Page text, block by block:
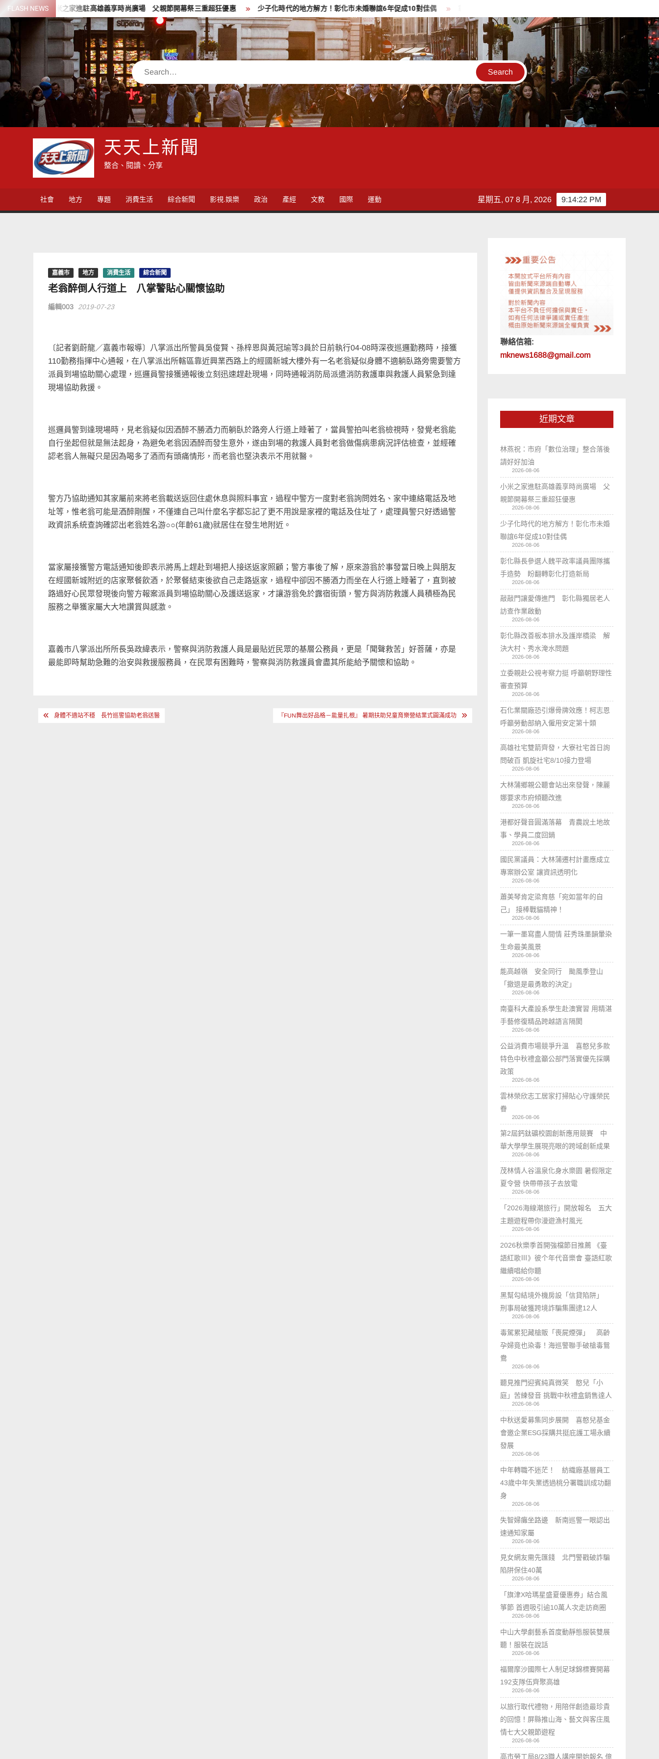
Skip
to
content
FLASH NEWS
小米之家進駐高雄義享時尚廣場 父親節開幕祭三重超狂優惠 少子化時代的地方解方！彰化市未婚聯誼6年促成10對佳偶 彰化縣長參選人魏平政率議員團隊攜手造勢 盼翻轉彰化打造新局
Search
天天上新聞
整合、閱讀、分享
社會 地方 專題 消費生活 綜合新聞 影視.娛樂 政治 產經 文教 國際 運動 9:14:23 PM
星期五, 07 8 月, 2026
嘉義市 地方 消費生活 綜合新聞
老翁醉倒人行道上 八掌警貼心關懷協助
編輯003 2019-07-23
〔記者劉蔚龍／嘉義市報導〕八掌派出所警員吳俊賢、孫梓恩與黃冠瑜等3員於日前執行04-08時深夜巡邏勤務時，接獲
110勤務指揮中心通報，在八掌派出所轄區靠近興業西路上的經國新城大樓外有一名老翁疑似身體不適躺臥路旁需要警方
派員到場協助關心處理，巡邏員警接獲通報後立刻迅速趕赴現場，同時通報消防局派遣消防救護車與救護人員緊急到達
現場協助救援。
巡邏員警到達現場時，見老翁疑似因酒醉不勝酒力而躺臥於路旁人行道上睡著了，當員警拍叫老翁檢視時，發覺老翁能
自行坐起但就是無法起身，為避免老翁因酒醉而發生意外，遂由到場的救護人員對老翁做傷病患病況評估檢查，並經確
認老翁人無礙只是因為喝多了酒而有頭痛情形，而老翁也堅決表示不用就醫。
警方乃協助通知其家屬前來將老翁載送返回住處休息與照料事宜，過程中警方一度對老翁詢問姓名、家中連絡電話及地
址等，惟老翁可能是酒醉剛醒，不僅連自己叫什麼名字都忘記了更不用說是家裡的電話及住址了，處理員警只好透過警
政資訊系統查詢確認出老翁姓名游○○(年齡61歲)就居住在發生地附近。
當家屬接獲警方電話通知後即表示將馬上趕赴到場把人接送返家照顧；警方事後了解，原來游翁於事發當日晚上與朋友
在經國新城附近的店家聚餐飲酒，於聚餐結束後欲自己走路返家，過程中卻因不勝酒力而坐在人行道上睡著了，直到被
路過好心民眾發現後向警方報案派員到場協助關心及護送返家，才讓游翁免於露宿街頭，警方與消防救護人員積極為民
服務之舉獲家屬大大地讚賞與感激。
嘉義市八掌派出所所長吳政緯表示，警察與消防救護人員是最貼近民眾的基層公務員，更是「聞聲救苦」好菩薩，亦是
最能即時幫助急難的治安與救援服務員，在民眾有困難時，警察與消防救護員會盡其所能給予關懷和協助。
文 身體不適站不穩 長竹巡警協助老翁送醫 『FUN舞出好品格－能量扎根』 暑期扶助兒童育樂營結業式圓滿成功
聯絡信箱:
mknews1688@gmail.com
近期文章
林燕祝：市府「數位治理」整合落後
請好好加油
2026-08-06
小米之家進駐高雄義享時尚廣場 父
親節開幕祭三重超狂優惠
2026-08-06
少子化時代的地方解方！彰化市未婚
聯誼6年促成10對佳偶
2026-08-06
彰化縣長參選人魏平政率議員團隊攜
手造勢 盼翻轉彰化打造新局
2026-08-06
敲敲門讓愛傳進門 彰化縣獨居老人
訪查作業啟動
2026-08-06
彰化縣改善板本排水及護岸橋梁 解
決大村、秀水淹水問題
2026-08-06
立委親赴公視考察力挺 呼籲朝野理性
審查預算
2026-08-06
石化業關廠恐引爆骨牌效應！柯志恩
呼籲勞動部納入僱用安定第十類
2026-08-06
高雄社宅雙箭齊發，大寮社宅首日詢
問破百 凱旋社宅8/10接力登場
2026-08-06
大林蒲鄉親公聽會站出來發聲，陳麗
娜要求市府傾聽改進
2026-08-06
港都好聲音圓滿落幕 青農說土地故
事、學員二度回鍋
2026-08-06
國民黨議員：大林蒲遷村計畫應成立
專案辦公室 讓資訊透明化
2026-08-06
蕭美琴肯定梁育慈「宛如當年的自
己」 接棒戰貓精神！
2026-08-06
一筆一墨寫盡人間情 莊秀珠墨韻暈染
生命最美風景
2026-08-06
能高越嶺 安全同行 颱風季登山
「撤退是最勇敢的決定」
2026-08-06
南臺科大產設系學生赴澳實習 用精湛
手藝修復精品跨越語言隔閡
2026-08-06
公益消費市場競爭升溫 喜憨兒多款
特色中秋禮盒籲公部門落實優先採購
政策
2026-08-06
雲林榮欣志工居家打掃貼心守護榮民
眷
2026-08-06
第2屆鈣鈦礦校園創新應用競賽 中
華大學學生展現亮眼的跨域創新成果
2026-08-06
茂林情人谷溫泉化身水樂園 暑假限定
夏令營 快帶帶孩子去放電
2026-08-06
「2026海線潮旅行」開放報名 五大
主題遊程帶你漫遊漁村風光
2026-08-06
2026秋樂季首開強檔節目推薦 《臺
語紅歌Ⅲ》彼个年代音樂會 臺語紅歌
繼續唱給你聽
2026-08-06
黑幫勾結境外機房設「信貸陷阱」
刑事局破獲跨境詐騙集團逮12人
2026-08-06
毒駕累犯藏槍販「喪屍煙彈」 高齡
孕婦竟也染毒！海巡警聯手破槍毒鴛
鴦
2026-08-06
聽見推門迎賓純真微笑 憨兒「小
庭」苦練發音 挑戰中秋禮盒銷售達人
2026-08-06
中秋送愛募集同步展開 喜憨兒基金
會邀企業ESG採購共挺庇護工場永續
發展
2026-08-06
中年轉職不迷茫！ 紡織廠基層員工
43歲中年失業透過桃分署職訓成功翻
身
2026-08-06
失智婦癱坐路邊 新南巡警一眼認出
速通知家屬
2026-08-06
見女網友需先匯錢 北門警戳破詐騙
陷阱保住40萬
2026-08-06
「旗津X哈瑪星盛夏優惠券」結合風
箏節 首週吸引逾10萬人次走訪商圈
2026-08-06
中山大學劇藝系首度動靜態服裝雙展
聽！服裝在說話
2026-08-06
福爾摩沙國際七人制足球錦標賽開幕
192支隊伍齊聚高雄
2026-08-06
以旅行取代禮物，用陪伴創造最珍貴
的回憶！屏縣推山海、藝文與客庄風
情七大父親節遊程
2026-08-06
高市勞工局8/23職人講座開始報名 億